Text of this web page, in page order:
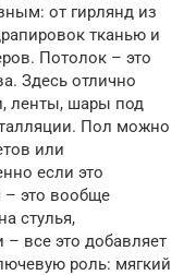
от гирлянд из
тканью и
Потолок – это
Здесь отлично
ленты, шары под
Пол можно
или
если это
– это вообще
стулья,
все это добавляет
роль: мягкий